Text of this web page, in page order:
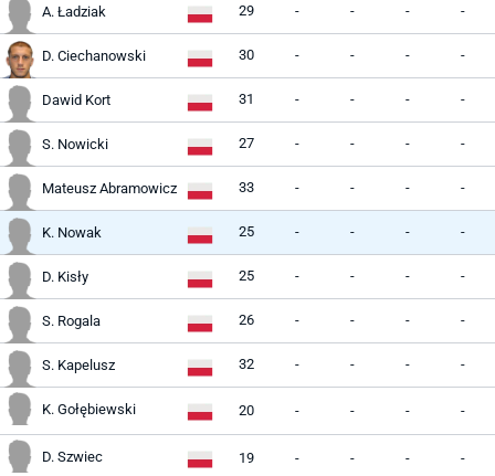
A. Ładziak 29 - - - -
D. Ciechanowski 30 - - - -
Dawid Kort 31 - - - -
S. Nowicki 27 - - - -
Mateusz Abramowicz 33 - - - -
K. Nowak 25 - - - -
D. Kisły 25 - - - -
S. Rogala 26 - - - -
S. Kapelusz 32 - - - -
K. Gołębiewski 20 - - - -
D. Szwiec 19 - - - -